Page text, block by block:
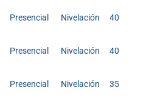
Presencial Nivelación 40
Presencial Nivelación 40
Presencial Nivelación 35